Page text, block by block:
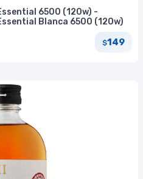
6500 (120w) -
Blanca 6500 (120w)
$149